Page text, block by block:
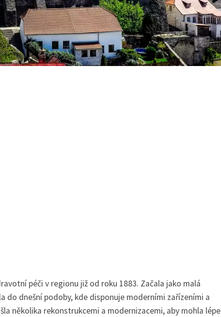
péči v regionu již od roku 1883. Začala jako malá
do dnešní podoby, kde disponuje moderními zařízeními a
několika rekonstrukcemi a modernizacemi, aby mohla lépe